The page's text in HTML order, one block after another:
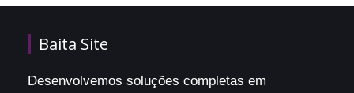
Baita Site
Desenvolvemos soluções completas em